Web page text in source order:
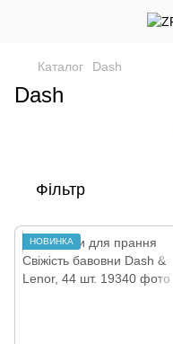
Каталог Dash
Dash
Фільтр
НОВИНКА